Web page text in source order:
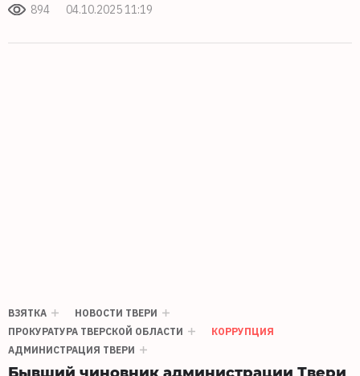
894 04.10.2025 11:19
ВЗЯТКА
НОВОСТИ ТВЕРИ
ПРОКУРАТУРА ТВЕРСКОЙ ОБЛАСТИ
КОРРУПЦИЯ
АДМИНИСТРАЦИЯ ТВЕРИ
Бывший чиновник администрации Твери